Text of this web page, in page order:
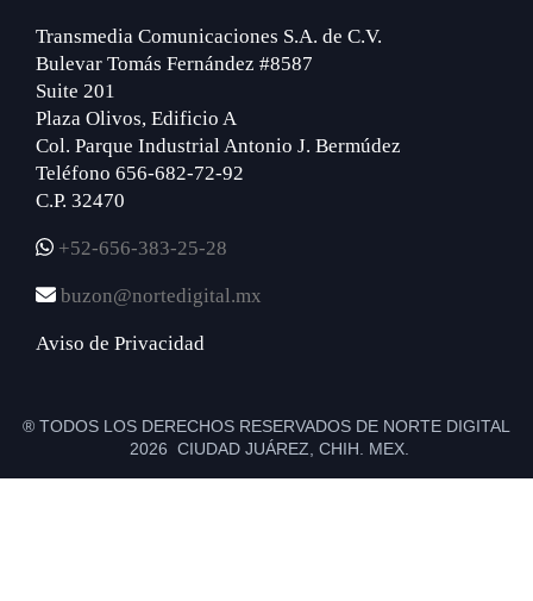
Transmedia Comunicaciones S.A. de C.V.
Bulevar Tomás Fernández #8587
Suite 201
Plaza Olivos, Edificio A
Col. Parque Industrial Antonio J. Bermúdez
Teléfono 656-682-72-92
C.P. 32470
+52-656-383-25-28
buzon@nortedigital.mx
Aviso de Privacidad
® TODOS LOS DERECHOS RESERVADOS DE NORTE DIGITAL
2026 CIUDAD JUÁREZ, CHIH. MEX.